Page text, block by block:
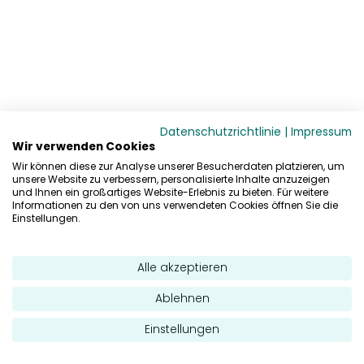
Datenschutzrichtlinie | Impressum
Wir verwenden Cookies
Wir können diese zur Analyse unserer Besucherdaten platzieren, um
unsere Website zu verbessern, personalisierte Inhalte anzuzeigen
und Ihnen ein großartiges Website-Erlebnis zu bieten. Für weitere
Informationen zu den von uns verwendeten Cookies öffnen Sie die
Einstellungen.
Alle akzeptieren
Ablehnen
Einstellungen